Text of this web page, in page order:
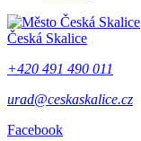
Česká Skalice
+420 491 490 011
urad@ceskaskalice.cz
Facebook